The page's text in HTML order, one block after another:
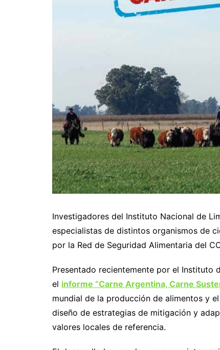
Investigadores del Instituto Nacional de
especialistas de distintos organismos de
por la Red de Seguridad Alimentaria del
Presentado recientemente por el Instituto
el informe “Carne Argentina, Carne
mundial de la producción de alimentos y
diseño de estrategias de mitigación y
valores locales de referencia.